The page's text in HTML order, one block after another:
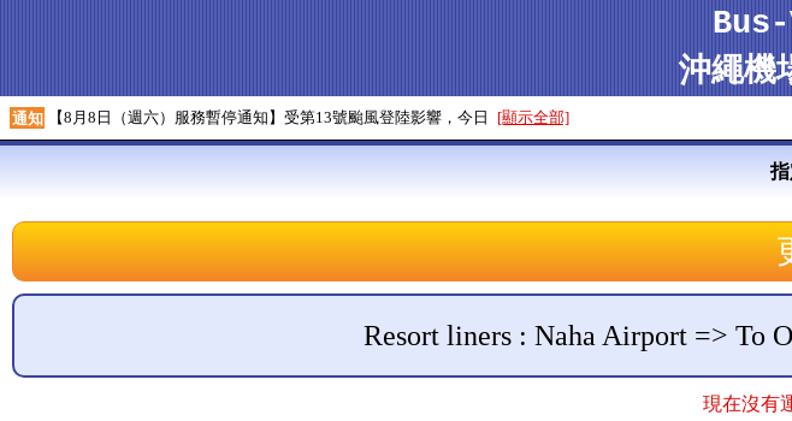
沖繩機
通知 【8月8日（週六）服務暫停通知】受第13號颱風登陸影響，今日 [顯示全部]
Resort liners : Naha Airport => To
現在沒有